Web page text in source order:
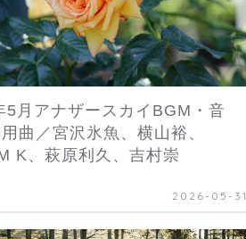
5月アナザースカイBGM・音
曲／宮沢氷魚、横山裕、
K、萩原利久、吉村崇
2026-05-31